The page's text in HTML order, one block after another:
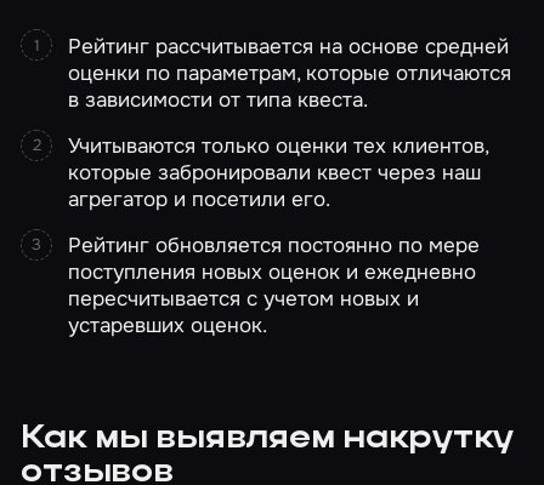
Рейтинг рассчитывается на основе средней
оценки по параметрам, которые отличаются
в зависимости от типа квеста.
Учитываются только оценки тех клиентов,
которые забронировали квест через наш
агрегатор и посетили его.
Рейтинг обновляется постоянно по мере
поступления новых оценок и ежедневно
пересчитывается с учетом новых и
устаревших оценок.
Как мы выявляем накрутку
отзывов